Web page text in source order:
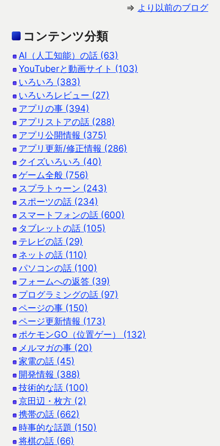
⇒ より以前のブログ
コンテンツ分類
AI（人工知能）の話 (63)
YouTuberと動画サイト (103)
いろいろ (383)
いろいろレビュー (27)
アプリの事 (394)
アプリストアの話 (288)
アプリ公開情報 (375)
アプリ更新/修正情報 (286)
クイズいろいろ (40)
ゲーム全般 (756)
スプラトゥーン (243)
スポーツの話 (234)
スマートフォンの話 (600)
タブレットの話 (105)
テレビの話 (29)
ネットの話 (110)
パソコンの話 (100)
フォームへの返答 (39)
プログラミングの話 (97)
ページの事 (150)
ページ更新情報 (173)
ポケモンGO（位置ゲー） (132)
メルマガの事 (20)
家電の話 (45)
開発情報 (388)
技術的な話 (100)
京田辺・枚方 (2)
携帯の話 (662)
時事的な話題 (150)
将棋の話 (66)